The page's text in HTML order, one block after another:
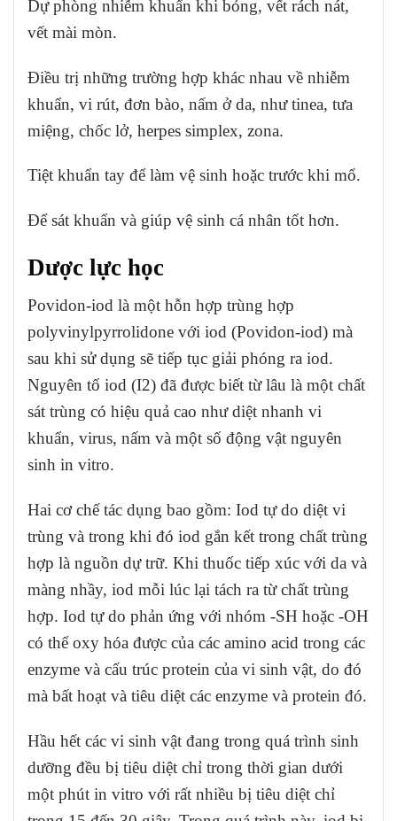
Dự phòng nhiễm khuẩn khi bỏng, vết rách nát,
vết mài mòn.
Điều trị những trường hợp khác nhau về nhiễm
khuẩn, vi rút, đơn bào, nấm ở da, như tinea, tưa
miệng, chốc lở, herpes simplex, zona.
Tiệt khuẩn tay để làm vệ sinh hoặc trước khi mổ.
Để sát khuẩn và giúp vệ sinh cá nhân tốt hơn.
Dược lực học
Povidon-iod là một hỗn hợp trùng hợp
polyvinylpyrrolidone với iod (Povidon-iod) mà
sau khi sử dụng sẽ tiếp tục giải phóng ra iod.
Nguyên tố iod (I2) đã được biết từ lâu là một chất
sát trùng có hiệu quả cao như diệt nhanh vi
khuẩn, virus, nấm và một số động vật nguyên
sinh in vitro.
Hai cơ chế tác dụng bao gồm: Iod tự do diệt vi
trùng và trong khi đó iod gắn kết trong chất trùng
hợp là nguồn dự trữ. Khi thuốc tiếp xúc với da và
màng nhầy, iod mỗi lúc lại tách ra từ chất trùng
hợp. Iod tự do phản ứng với nhóm -SH hoặc -OH
có thể oxy hóa được của các amino acid trong các
enzyme và cấu trúc protein của vi sinh vật, do đó
mà bất hoạt và tiêu diệt các enzyme và protein đó.
Hầu hết các vi sinh vật đang trong quá trình sinh
dưỡng đều bị tiêu diệt chỉ trong thời gian dưới
một phút in vitro với rất nhiều bị tiêu diệt chỉ